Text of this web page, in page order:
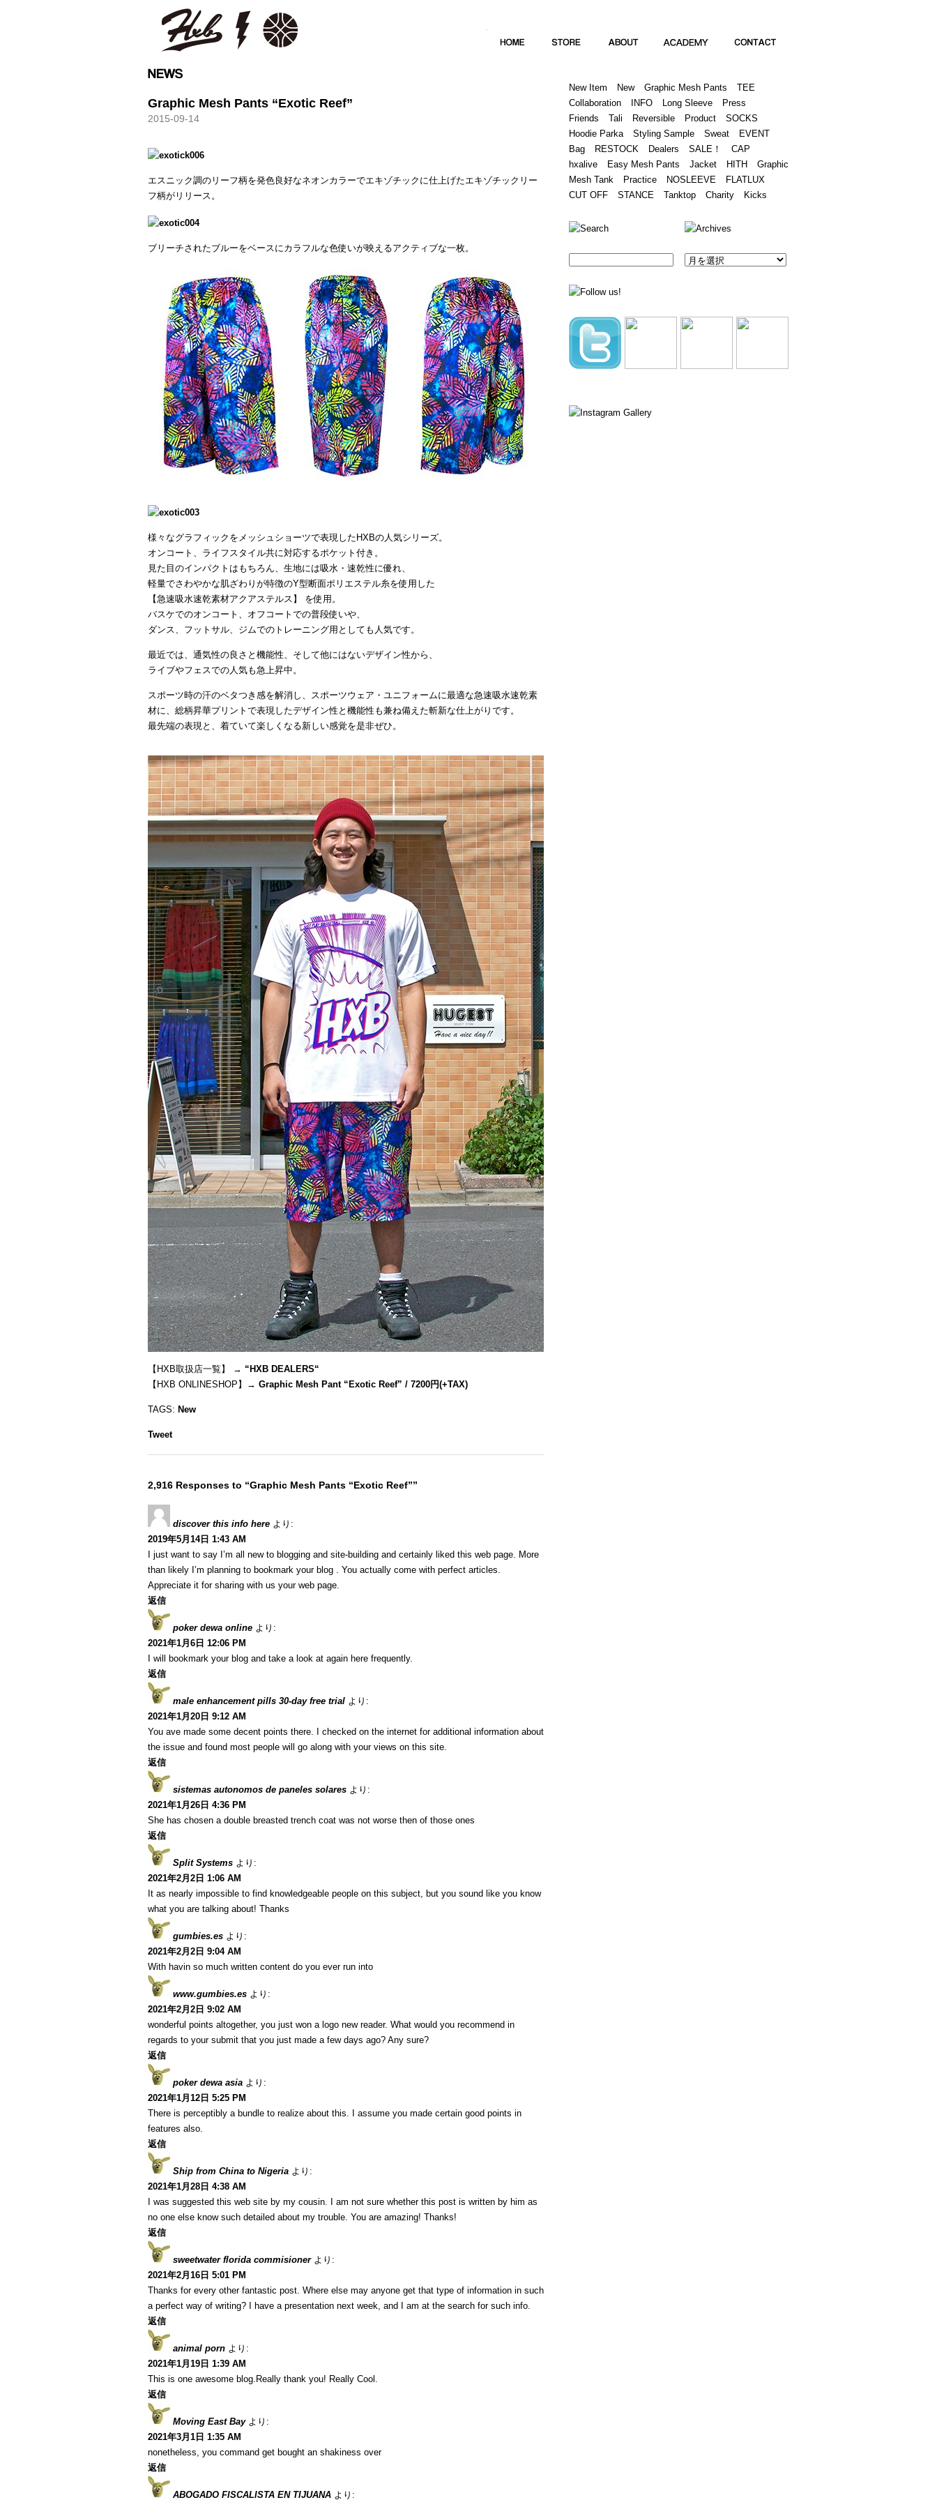
Graphic Mesh Pants “Exotic Reef”
2015-09-14
エスニック調のリーフ柄を発色良好なネオンカラーでエキゾチックに仕上げたエキゾチックリー
フ柄がリリース。
ブリーチされたブルーをベースにカラフルな色使いが映えるアクティブな一枚。
様々なグラフィックをメッシュショーツで表現したHXBの人気シリーズ。
オンコート、ライフスタイル共に対応するポケット付き。
見た目のインパクトはもちろん、生地には吸水・速乾性に優れ、
軽量でさわやかな肌ざわりが特徴のY型断面ポリエステル糸を使用した
【急速吸水速乾素材アクアステルス】 を使用。
バスケでのオンコート、オフコートでの普段使いや、
ダンス、フットサル、ジムでのトレーニング用としても人気です。
最近では、通気性の良さと機能性、そして他にはないデザイン性から、
ライブやフェスでの人気も急上昇中。
スポーツ時の汗のベタつき感を解消し、スポーツウェア・ユニフォームに最適な急速吸水速乾素
材に、総柄昇華プリントで表現したデザイン性と機能性も兼ね備えた斬新な仕上がりです。
最先端の表現と、着ていて楽しくなる新しい感覚を是非ぜひ。
【HXB取扱店一覧】 → “ HXB DEALERS“
【HXB ONLINESHOP】→ Graphic Mesh Pant “Exotic Reef” / 7200円(+TAX)
TAGS: New
Tweet
2,916 Responses to “Graphic Mesh Pants “Exotic Reef””
discover this info here より:
2019年5月14日 1:43 AM
I just want to say I’m all new to blogging and site-building and certainly liked this web page. More
than likely I’m planning to bookmark your blog . You actually come with perfect articles.
Appreciate it for sharing with us your web page.
返信
poker dewa online より:
2021年1月6日 12:06 PM
I will bookmark your blog and take a look at again here frequently.
返信
male enhancement pills 30-day free trial より:
2021年1月20日 9:12 AM
You ave made some decent points there. I checked on the internet for additional information about
the issue and found most people will go along with your views on this site.
返信
sistemas autonomos de paneles solares より:
2021年1月26日 4:36 PM
She has chosen a double breasted trench coat was not worse then of those ones
返信
Split Systems より:
2021年2月2日 1:06 AM
It as nearly impossible to find knowledgeable people on this subject, but you sound like you know
what you are talking about! Thanks
gumbies.es より:
2021年2月2日 9:04 AM
With havin so much written content do you ever run into
www.gumbies.es より:
2021年2月2日 9:02 AM
wonderful points altogether, you just won a logo new reader. What would you recommend in
regards to your submit that you just made a few days ago? Any sure?
返信
poker dewa asia より:
2021年1月12日 5:25 PM
There is perceptibly a bundle to realize about this. I assume you made certain good points in
features also.
返信
Ship from China to Nigeria より:
2021年1月28日 4:38 AM
I was suggested this web site by my cousin. I am not sure whether this post is written by him as
no one else know such detailed about my trouble. You are amazing! Thanks!
返信
sweetwater florida commisioner より:
2021年2月16日 5:01 PM
Thanks for every other fantastic post. Where else may anyone get that type of information in such
a perfect way of writing? I have a presentation next week, and I am at the search for such info.
返信
animal porn より:
2021年1月19日 1:39 AM
This is one awesome blog.Really thank you! Really Cool.
返信
Moving East Bay より:
2021年3月1日 1:35 AM
nonetheless, you command get bought an shakiness over
返信
ABOGADO FISCALISTA EN TIJUANA より:
New Item New Graphic Mesh Pants
TEE
Collaboration
INFO Long Sleeve
Press
Friends
Tali Reversible Product
SOCKS
Hoodie Parka
Styling Sample Sweat
EVENT
Bag
RESTOCK Dealers SALE！
CAP
hxalive
Easy Mesh Pants Jacket HITH
Graphic
Mesh Tank
Practice NOSLEEVE
FLATLUX
CUT OFF
STANCE Tanktop Charity Kicks